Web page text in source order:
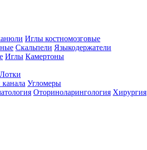
Иглы костномозговые
Скальпели Языкодержатели
Иглы Камертоны
Лотки
Угломеры
Оториноларингология Хирургия